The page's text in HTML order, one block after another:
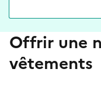
Offrir une
vêtements